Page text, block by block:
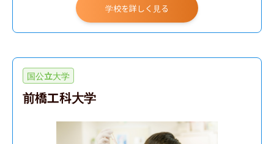
学校を詳しく見る
国公立大学
前橋工科大学